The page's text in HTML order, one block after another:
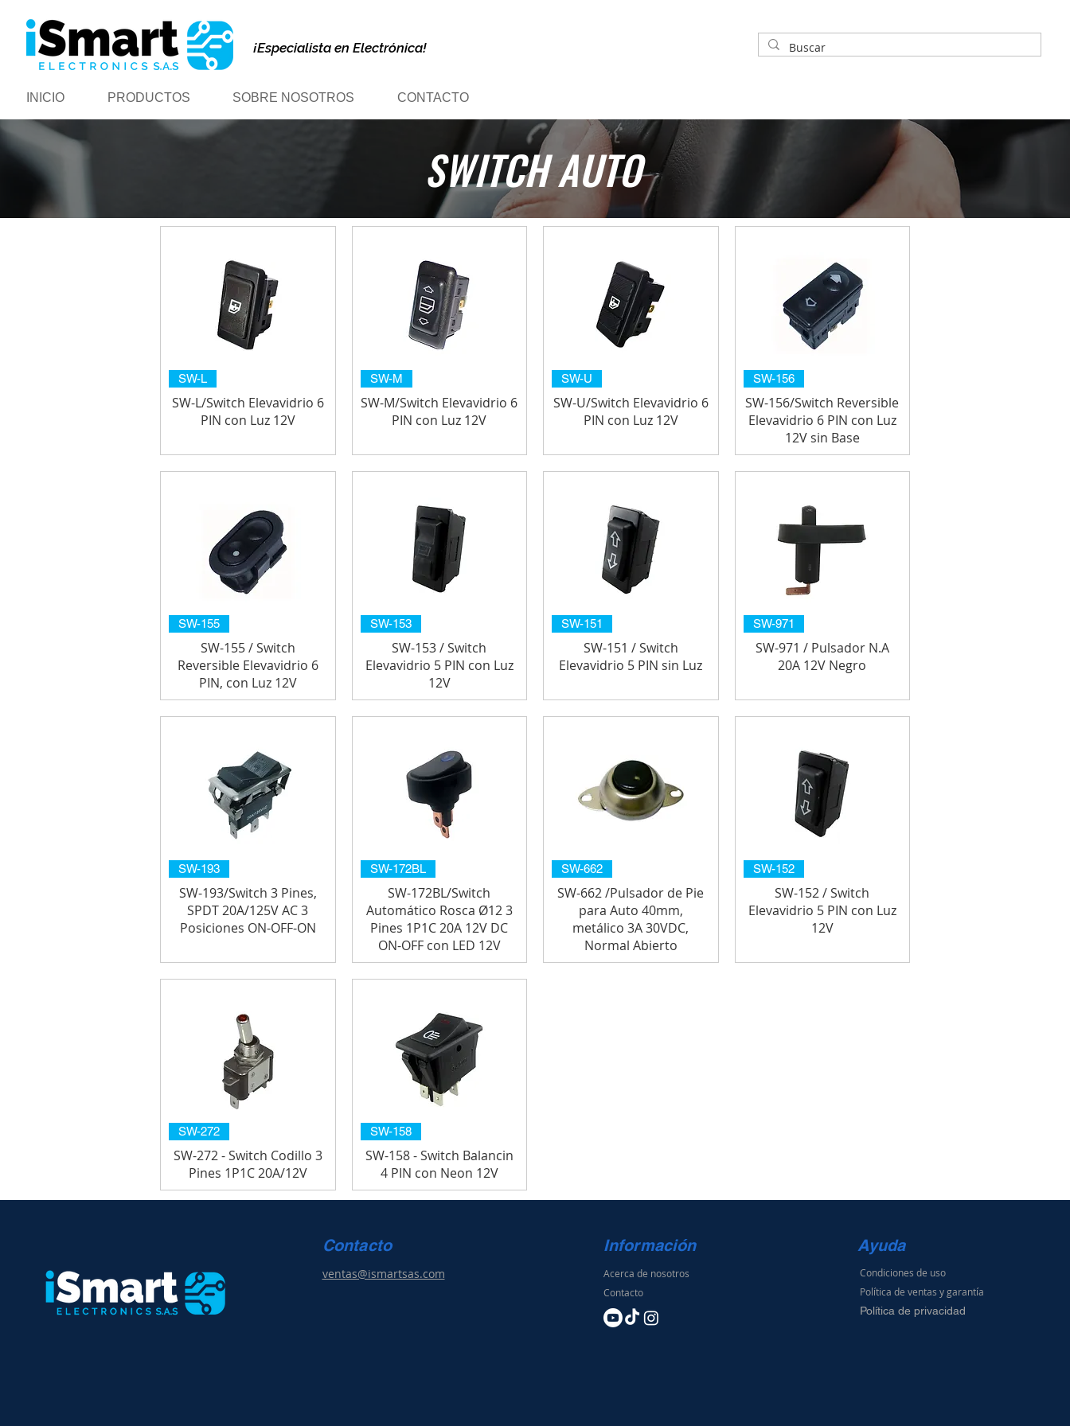
¡Especialista en Electrónica!
INICIO PRODUCTOS SOBRE NOSOTROS CONTACTO
SWITCH AUTO
SW-L
SW-L/Switch Elevavidrio 6
PIN con Luz 12V
SW-M
SW-M/Switch Elevavidrio 6
PIN con Luz 12V
SW-U
SW-U/Switch Elevavidrio 6
PIN con Luz 12V
SW-156
SW-156/Switch Reversible
Elevavidrio 6 PIN con Luz
12V sin Base
SW-155
SW-155 / Switch
Reversible Elevavidrio 6
PIN, con Luz 12V
SW-153
SW-153 / Switch
Elevavidrio 5 PIN con Luz
12V
SW-151
SW-151 / Switch
Elevavidrio 5 PIN sin Luz
SW-971
SW-971 / Pulsador N.A
20A 12V Negro
SW-193
SW-193/Switch 3 Pines,
SPDT 20A/125V AC 3
Posiciones ON-OFF-ON
SW-172BL
SW-172BL/Switch
Automático Rosca Ø12 3
Pines 1P1C 20A 12V DC
ON-OFF con LED 12V
SW-662
SW-662 /Pulsador de Pie
para Auto 40mm,
metálico 3A 30VDC,
Normal Abierto
SW-152
SW-152 / Switch
Elevavidrio 5 PIN con Luz
12V
SW-272
SW-272 - Switch Codillo 3
Pines 1P1C 20A/12V
SW-158
SW-158 - Switch Balancin
4 PIN con Neon 12V
Contacto
ventas@ismartsas.com
Información
Acerca de nosotros
Contacto
Ayuda
Condiciones de uso
Política de ventas y garantía
Política de privacidad